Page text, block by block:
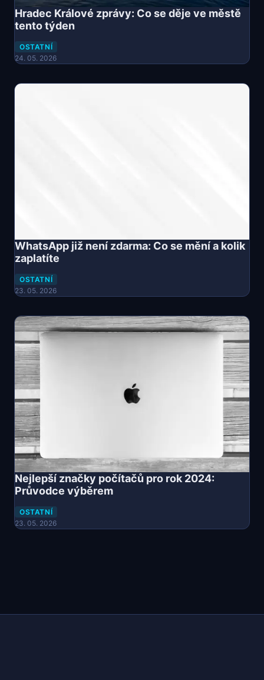
Hradec Králové zprávy: Co se děje ve městě
tento týden
OSTATNÍ
24. 05. 2026
WhatsApp již není zdarma: Co se mění a kolik
zaplatíte
OSTATNÍ
23. 05. 2026
Nejlepší značky počítačů pro rok 2024:
Průvodce výběrem
OSTATNÍ
23. 05. 2026